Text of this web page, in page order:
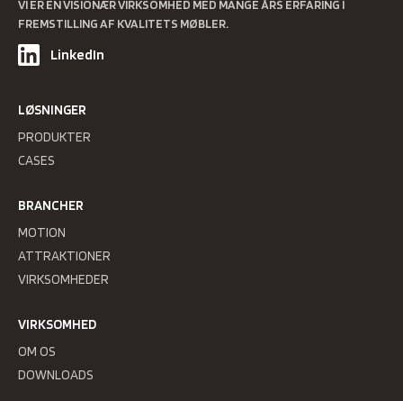
VI ER EN VISIONÆR VIRKSOMHED MED MANGE ÅRS ERFARING I
FREMSTILLING AF KVALITETS MØBLER.
LinkedIn
LØSNINGER
PRODUKTER
CASES
BRANCHER
MOTION
ATTRAKTIONER
VIRKSOMHEDER
VIRKSOMHED
OM OS
DOWNLOADS